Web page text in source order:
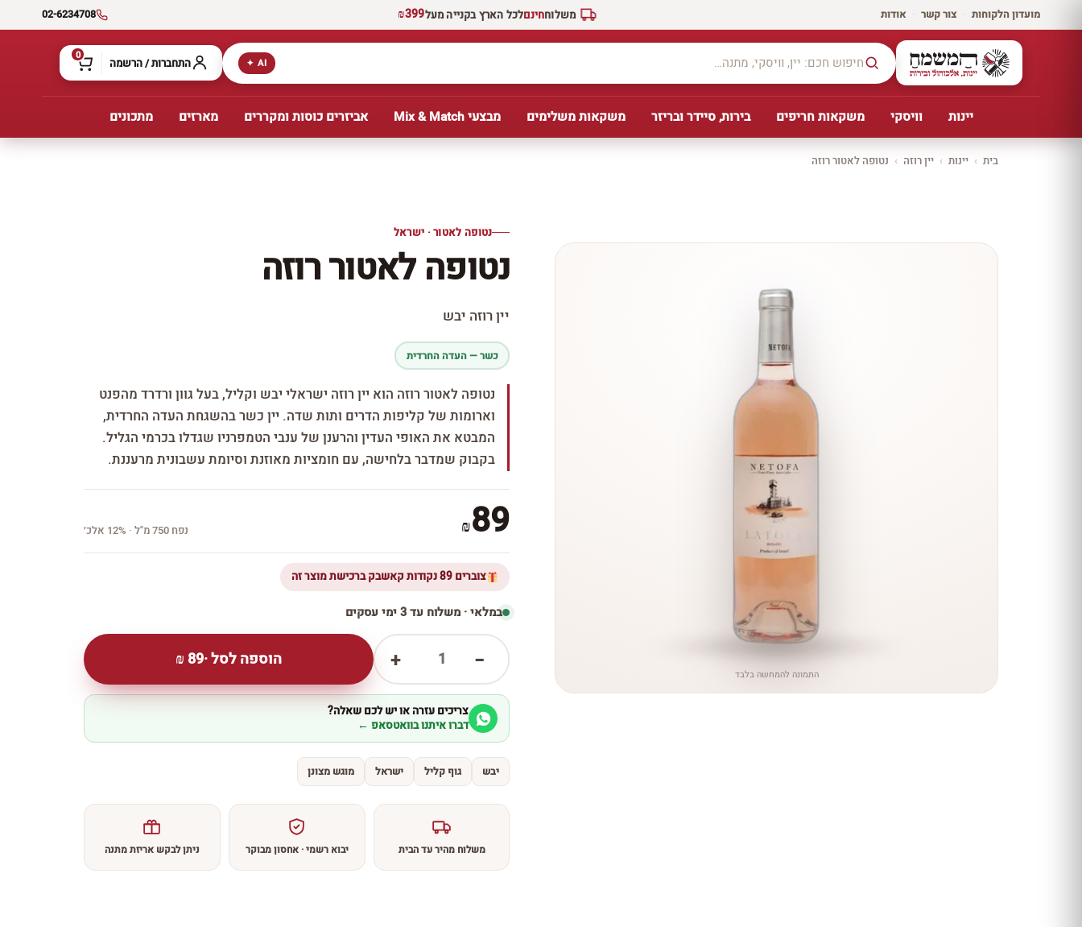
מועדון הלקוחות · צור קשר · אודות משלוחחינםלכל הארץ בקנייה מעל₪399
02-6234708
AI ✦ התחברות / הרשמה 0
יינות וויסקי משקאות חריפים בירות, סיידר ובריזר משקאות משלימים מבצעי Mix & Match אביזרים כוסות ומקררים מארזים מתכונים
בית › יינות › יין רוזה › נטופה לאטור רוזה
כל
לכל יינות יקב ירושלים ←
נטופה לאטור · ישראל
נטופה לאטור רוזה
יין רוזה יבש
התמונה להמחשה בלבד
כשר — העדה החרדית
נטופה לאטור רוזה הוא יין רוזה ישראלי יבש וקליל, בעל גוון ורדרד מהפנט
וארומות של קליפות הדרים ותות שדה. יין כשר בהשגחת העדה החרדית,
המבטא את האופי העדין והרענן של ענבי הטמפרניו שגדלו בכרמי הגליל.
בקבוק שמדבר בלחישה, עם חומציות מאוזנת וסיומת עשבונית מרעננת.
₪89 נפח 750 מ''ל · 12% אלכ׳
צוברים 89 נקודות קאשבק ברכישת מוצר זה
במלאי · משלוח עד 3 ימי עסקים
−
1
+ הוספה לסל ·89
₪
צריכים עזרה או יש לכם שאלה?
דברו איתנו בוואטסאפ ←
יבש גוף קליל ישראל מוגש מצונן
משלוח מהיר עד הבית יבוא רשמי · אחסון מבוקר ניתן לבקש אריזת מתנה